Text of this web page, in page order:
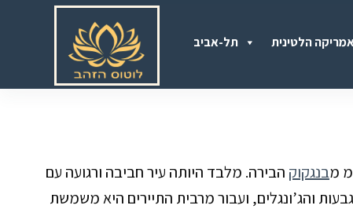
תל-אביב הלטינית
מבנגקוק הבירה. מלבד היותה עיר חביבה ורגועה עם
והג’ונגלים, ועבור מרבית התיירים היא משמשת